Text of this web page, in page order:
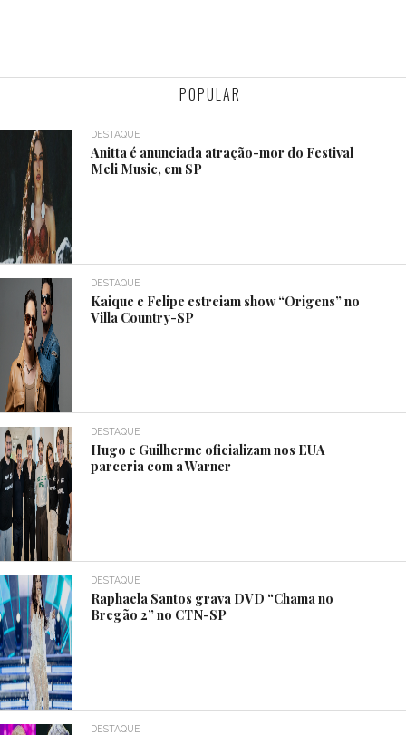
POPULAR
DESTAQUE
Anitta é anunciada atração-mor do Festival
Meli Music, em SP
DESTAQUE
Kaique e Felipe estreiam show “Origens” no
Villa Country-SP
DESTAQUE
Hugo e Guilherme oficializam nos EUA
parceria com a Warner
DESTAQUE
Raphaela Santos grava DVD “Chama no
Bregão 2” no CTN-SP
DESTAQUE